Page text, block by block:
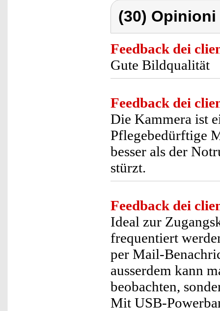
(30)
Feedback dei
Gute Bildqualität
Feedback dei
Die Kammera ist
Pflegebedürftige
besser als der
stürzt.
Feedback dei
Ideal zur
frequentiert
per Mail-
ausserdem kann
beobachten,
Mit USB-